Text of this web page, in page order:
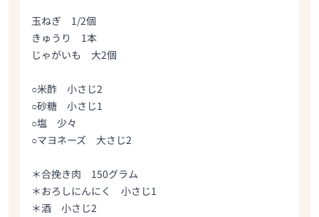
玉ねぎ 1/2個
きゅうり 1本
じゃがいも 大2個
○米酢 小さじ2
○砂糖 小さじ1
○塩 少々
○マヨネーズ 大さじ2
＊合挽き肉 150グラム
＊おろしにんにく 小さじ1
＊酒 小さじ2